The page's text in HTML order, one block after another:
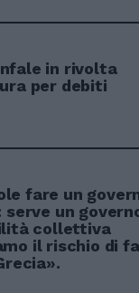
in rivolta
per debiti
fare un
un
collettiva
il rischio di